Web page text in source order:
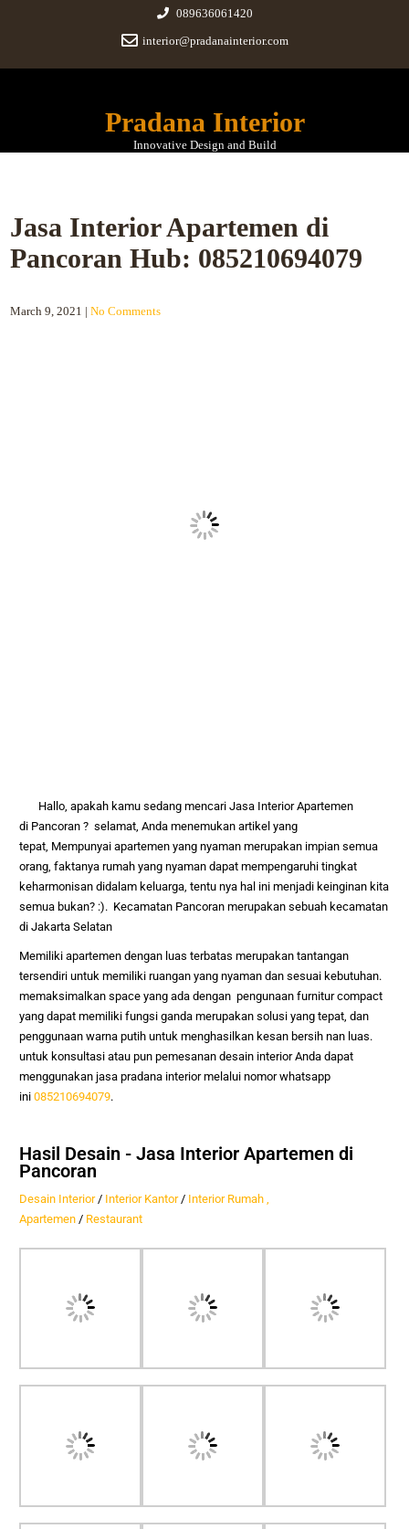
089636061420
interior@pradanainterior.com
Pradana Interior
Innovative Design and Build
Jasa Interior Apartemen di
Pancoran Hub: 085210694079
March 9, 2021 |No Comments
Hallo, apakah kamu sedang mencariJasa InteriorApartemen
di Pancoran? selamat, Anda menemukan artikel yang
tepat, Mempunyai apartemen yang nyaman merupakan impian semua
orang, faktanya rumah yang nyaman dapat mempengaruhi tingkat
keharmonisan didalam keluarga, tentu nya hal ini menjadi keinginan kita
semua bukan? :). Kecamatan Pancoran merupakan sebuah kecamatan
di Jakarta Selatan
Memiliki apartemen dengan luas terbatas merupakan tantangan
tersendiri untuk memiliki ruangan yang nyaman dan sesuai kebutuhan.
memaksimalkan space yang ada dengan pengunaan furnitur compact
yang dapat memiliki fungsi ganda merupakan solusi yang tepat, dan
penggunaan warna putih untuk menghasilkan kesan bersih nan luas.
untuk konsultasi atau pun pemesanan desain interior Anda dapat
menggunakan jasa pradana interior melalui nomor whatsapp
ini085210694079.
Hasil Desain - Jasa Interior Apartemen di
Pancoran
Desain Interior/ Interior Kantor/ Interior Rumah ,
Apartemen / Restaurant